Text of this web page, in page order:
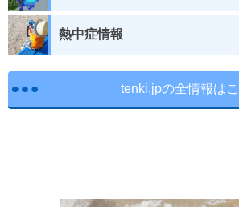
熱中症情報
tenki.jpの全情報は